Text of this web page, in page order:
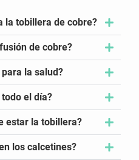
la tobillera de cobre?
de cobre?
la salud?
el día?
estar la tobillera?
los calcetines?